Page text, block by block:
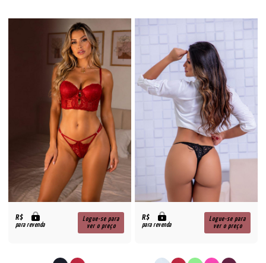
R$
para revenda
Logue-se para
ver o preço
R$
para revenda
Logue-se para
ver o preço